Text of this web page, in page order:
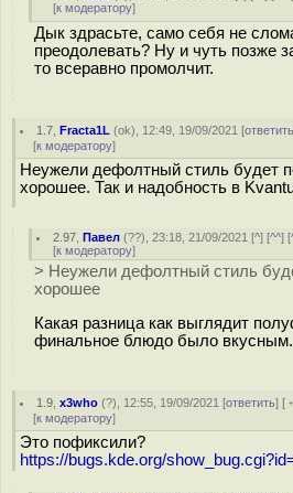
[к модератору]
Дык здрасьте, само себя не
преодолевать? Ну и чуть позже
то всеравно промолчит.
1.7 ,Fracta1L (ok), 12:49, 19/09/2021 [
[к модератору]
Неужели дефолтный стиль будет
хорошее. Так и надобность в
2.97 ,Павел (??), 23:18, 21/09/2021 [^] [^^] [
[к модератору]
> Неужели дефолтный стиль
хорошее
Какая разница как выглядит
финальное блюдо было
1.9 ,x3who (?), 12:55, 19/09/2021 [ответить] [
[к модератору]
Это пофиксили?
https://bugs.kde.org/